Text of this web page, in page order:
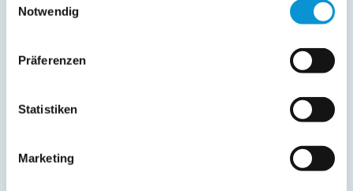
Notwendig
Präferenzen
Statistiken
Marketing